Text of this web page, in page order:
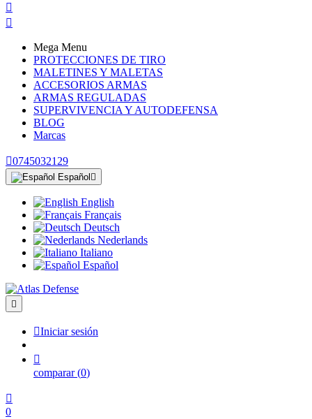


Mega Menu
PROTECCIONES DE TIRO
MALETINES Y MALETAS
ACCESORIOS ARMAS
ARMAS REGULADAS
SUPERVIVENCIA Y AUTODEFENSA
BLOG
Marcas
0745032129
Español 
English
Français
Deutsch
Nederlands
Italiano
Español

Iniciar sesión

comparar (0)

0